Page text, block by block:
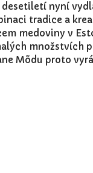
nyní
tradice a
medoviny v
množstvích
Mõdu proto